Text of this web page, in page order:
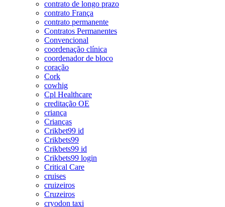
contrato de longo prazo
contrato França
contrato permanente
Contratos Permanentes
Convencional
coordenação clínica
coordenador de bloco
coração
Cork
cowhig
Cpl Healthcare
creditação OE
criança
Crianças
Crikbet99 id
Crikbets99
Crikbets99 id
Crikbets99 login
Critical Care
cruises
cruizeiros
Cruzeiros
cryodon taxi